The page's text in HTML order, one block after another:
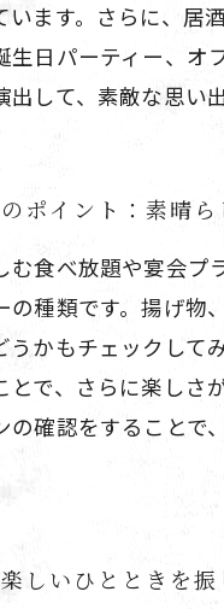
います。さらに、居
生日パーティー、オ
出して、素敵な思い
ポイント：素晴
む食べ放題や宴会プ
の種類です。揚げ物
うかもチェックして
とで、さらに楽しさ
の確認をすることで
しいひとときを